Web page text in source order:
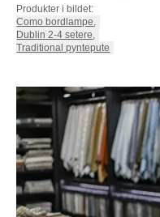
Produkter i bildet:
Como bordlampe,
Dublin 2-4 setere,
Traditional pyntepute